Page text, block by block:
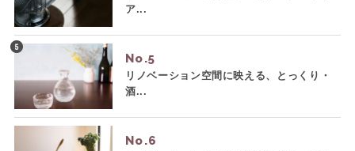
ア...
No.
リノベーション空間に映える、とっくり・
酒...
No.